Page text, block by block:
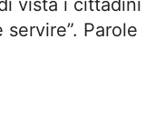
Parole